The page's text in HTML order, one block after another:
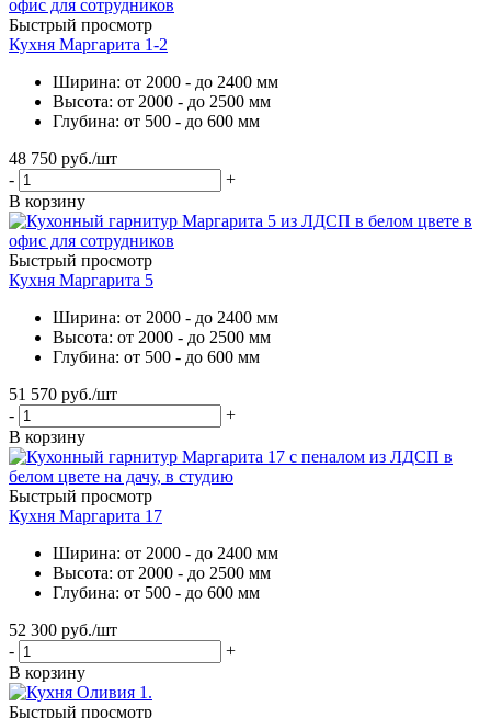
Быстрый просмотр
Кухня Маргарита 1-2
Ширина: от 2000 - до 2400 мм
Высота: от 2000 - до 2500 мм
Глубина: от 500 - до 600 мм
48 750 руб./шт
-
+
В корзину
Быстрый просмотр
Кухня Маргарита 5
Ширина: от 2000 - до 2400 мм
Высота: от 2000 - до 2500 мм
Глубина: от 500 - до 600 мм
51 570 руб./шт
-
+
В корзину
Быстрый просмотр
Кухня Маргарита 17
Ширина: от 2000 - до 2400 мм
Высота: от 2000 - до 2500 мм
Глубина: от 500 - до 600 мм
52 300 руб./шт
-
+
В корзину
Быстрый просмотр